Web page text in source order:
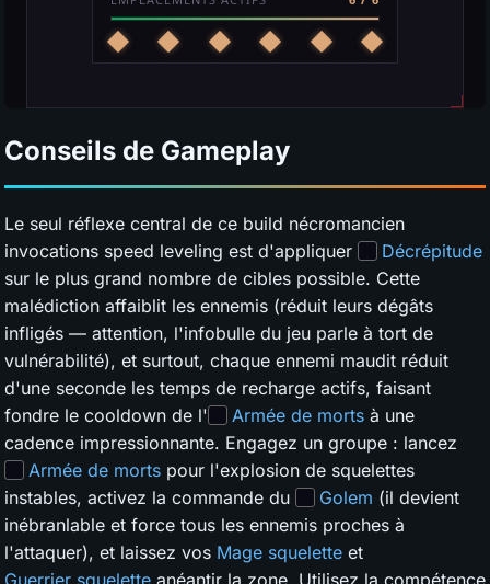
Conseils de Gameplay
Le seul réflexe central de ce build nécromancien
invocations speed leveling est d'appliquer
Décrépitude
sur le plus grand nombre de cibles possible. Cette
malédiction affaiblit les ennemis (réduit leurs dégâts
infligés — attention, l'infobulle du jeu parle à tort de
vulnérabilité), et surtout, chaque ennemi maudit réduit
d'une seconde les temps de recharge actifs, faisant
fondre le cooldown de l'
Armée de morts à une
cadence impressionnante. Engagez un groupe : lancez
Armée de morts pour l'explosion de squelettes
instables, activez la commande du
Golem (il devient
inébranlable et force tous les ennemis proches à
l'attaquer), et laissez vos Mage squelette et